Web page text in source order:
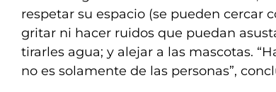
respetar su espacio (se pueden cercar
gritar ni hacer ruidos que puedan
tirarles agua; y alejar a las mascotas.
no es solamente de las personas”,